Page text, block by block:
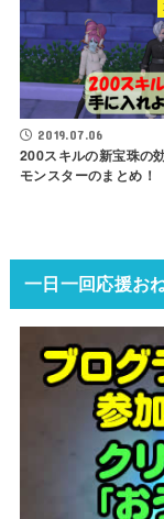
2019.07.06
200スキルの新宝珠の
モンスターのまとめ！
一日一回応援お